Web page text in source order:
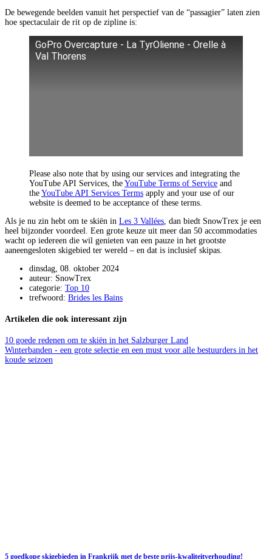
De bewegende beelden vanuit het perspectief van de “passagier” laten zien
hoe spectaculair de rit op de zipline is:
GoPro Overcapture - La TyrOlienne - Orelle à
Val Thorens
Please also note that by using our services and integrating the
YouTube API Services, the YouTube Terms of Service and
the YouTube API Services Terms apply and your use of our
website is deemed to be acceptance of these terms.
Als je nu zin hebt om te skiën in Les 3 Vallées, dan biedt SnowTrex je een
heel bijzonder voordeel. Een grote keuze uit meer dan 50 accommodaties
wacht op iedereen die wil genieten van een pauze in het grootste
aaneengesloten skigebied ter wereld – en dat is inclusief skipas.
dinsdag, 08. oktober 2024
auteur: SnowTrex
categorie: Top 10
trefwoord: Brides les Bains
Artikelen die ook interessant zijn
10 goede redenen om te skiën in het Salzburger Land
Winterbanden - een grote selectie en een must voor alle bestuurders in het
koude seizoen
5 goedkope skigebieden in Frankrijk met de beste prijs-kwaliteitverhouding!